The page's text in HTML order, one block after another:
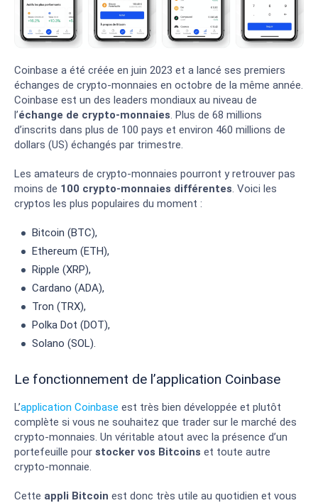
Coinbase a été créée en juin 2023 et a lancé ses premiers
échanges de crypto-monnaies en octobre de la même année.
Coinbase est un des leaders mondiaux au niveau de
l’échange de crypto-monnaies. Plus de 68 millions
d’inscrits dans plus de 100 pays et environ 460 millions de
dollars (US) échangés par trimestre.
Les amateurs de crypto-monnaies pourront y retrouver pas
moins de 100 crypto-monnaies différentes. Voici les
cryptos les plus populaires du moment :
Bitcoin (BTC),
Ethereum (ETH),
Ripple (XRP),
Cardano (ADA),
Tron (TRX),
Polka Dot (DOT),
Solano (SOL).
Le fonctionnement de l’application Coinbase
L’application Coinbase est très bien développée et plutôt
complète si vous ne souhaitez que trader sur le marché des
crypto-monnaies. Un véritable atout avec la présence d’un
portefeuille pour stocker vos Bitcoins et toute autre
crypto-monnaie.
Cette appli Bitcoin est donc très utile au quotidien et vous